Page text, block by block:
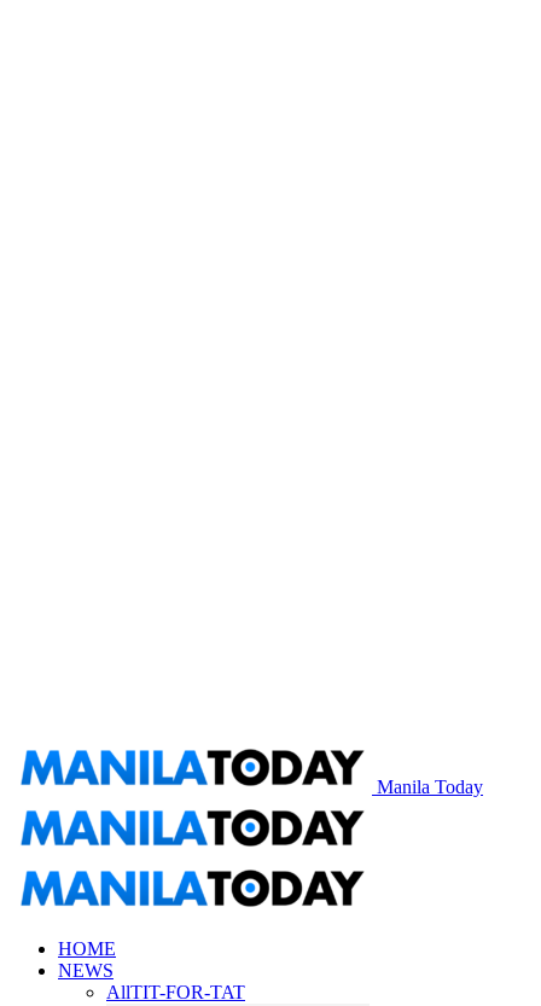
Manila Today
HOME
NEWS
AllTIT-FOR-TAT